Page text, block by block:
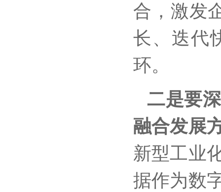
合，激发
长、迭代
环。
二是要
融合发展
新型工业
据作为数